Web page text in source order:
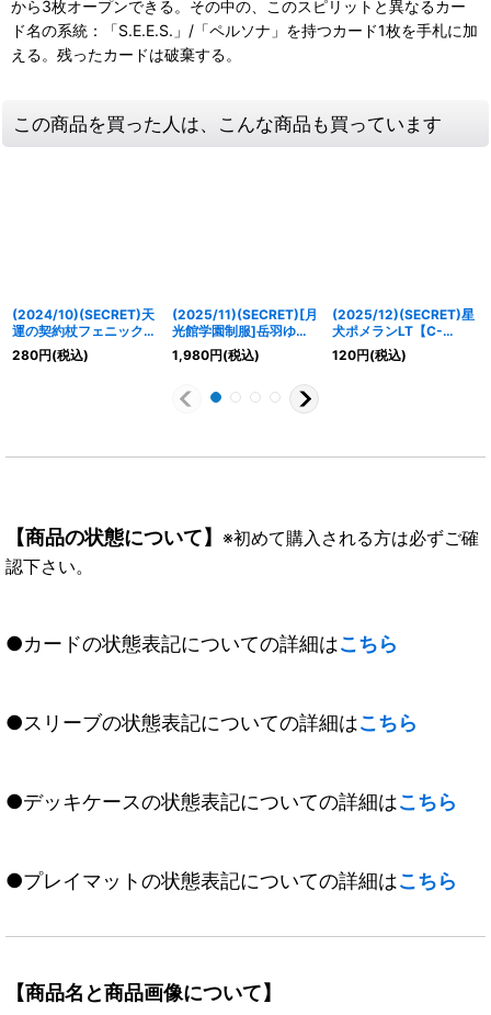
から3枚オープンできる。その中の、このスピリットと異なるカー
ド名の系統：「S.E.E.S.」/「ペルソナ」を持つカード1枚を手札に加
える。残ったカードは破棄する。
この商品を買った人は、こんな商品も買っています
(2024/10)(SECRET)天
運の契約杖フェニックス
フェザー【X-SEC】
{BS67-X12}《多》
280円(税込)
(2025/11)(SECRET)[月
光館学園制服]岳羽ゆか
り【C-SEC】{SD70-
002}《青》
1,980円(税込)
(2025/12)(SECRET)星
犬ポメランLT【C-
SEC】{BSC49-036}
《黄》
120円(税込)
【商品の状態について】 ※初めて購入される方は必ずご確
認下さい。
●カードの状態表記についての詳細はこちら
●スリーブの状態表記についての詳細はこちら
●デッキケースの状態表記についての詳細はこちら
●プレイマットの状態表記についての詳細はこちら
【商品名と商品画像について】